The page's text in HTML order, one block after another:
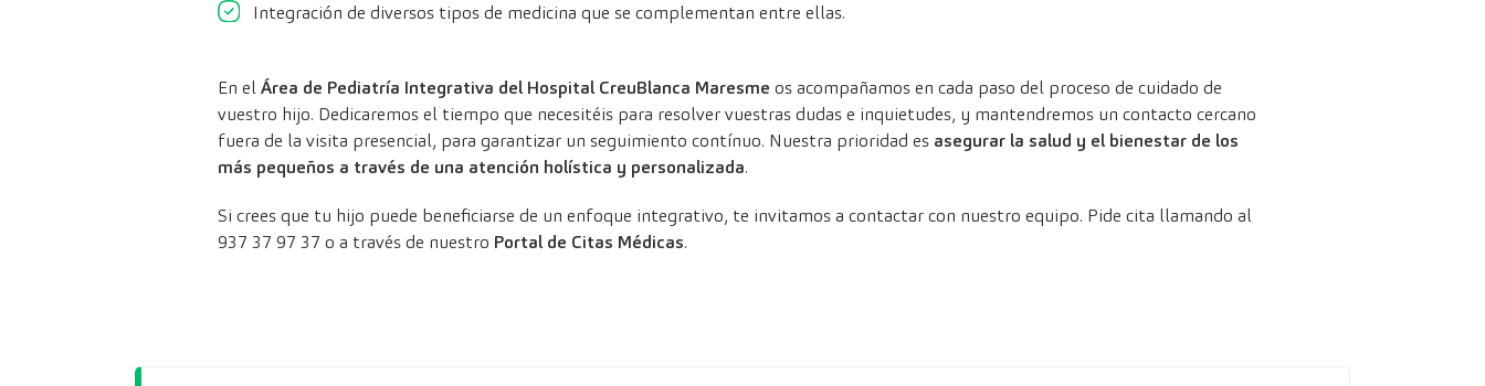
Integración de diversos tipos de medicina que se complementan entre ellas.
En elÁrea de Pediatría Integrativa del Hospital CreuBlanca Maresme os acompañamos en cada paso del proceso de cuidado de
vuestro hijo. Dedicaremos el tiempo que necesitéis para resolver vuestras dudas e inquietudes, y mantendremos un contacto cercano
fuera de la visita presencial, para garantizar un seguimiento contínuo. Nuestra prioridad es asegurar la salud y el bienestar de los
más pequeños a través de una atención holística y personalizada.
Si crees que tu hijo puede beneficiarse de un enfoque integrativo, te invitamos a contactar con nuestro equipo. Pide cita llamando al
937 37 97 37 o a través de nuestro Portal de Citas Médicas.